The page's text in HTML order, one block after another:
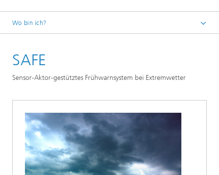
Wo bin ich?
Vernetzte Sicherheit
SAFE
Sensor-Aktor-gestütztes Frühwarnsystem bei Extremwetter